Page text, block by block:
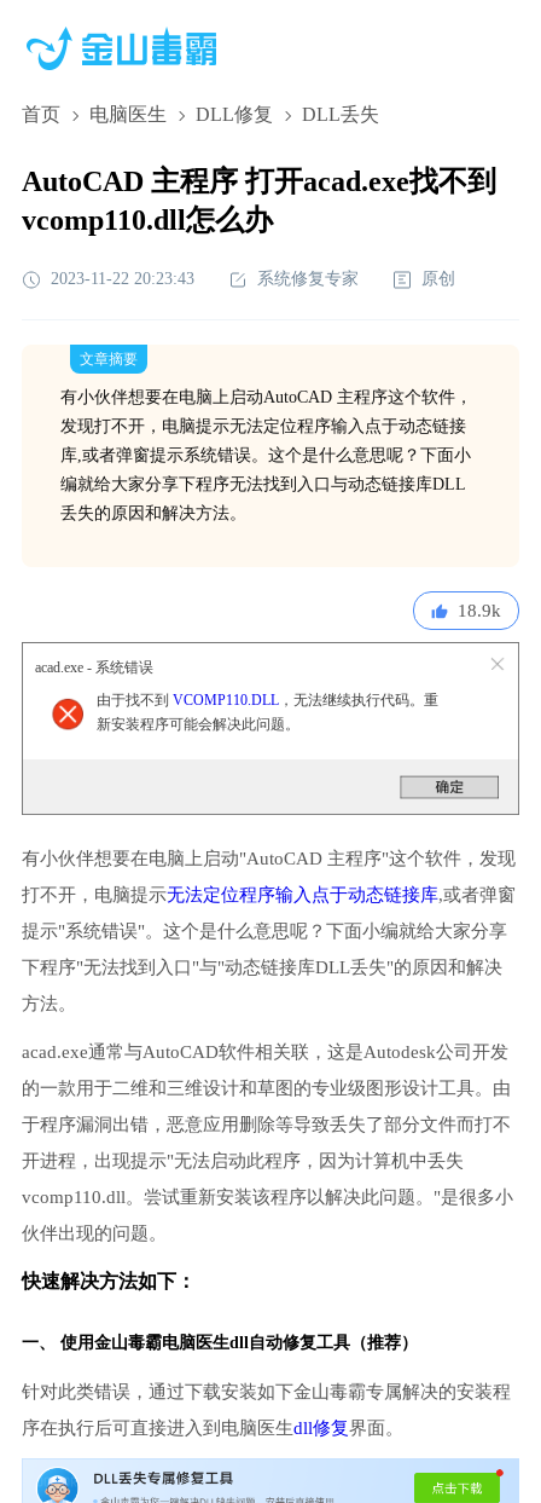
首页 电脑医生 DLL修复 DLL丢失
AutoCAD 主程序 打开acad.exe找不到
vcomp110.dll怎么办
2023-11-22 20:23:43 系统修复专家 原创
文章摘要
有小伙伴想要在电脑上启动AutoCAD 主程序这个软件，
发现打不开，电脑提示无法定位程序输入点于动态链接
库,或者弹窗提示系统错误。这个是什么意思呢？下面小
编就给大家分享下程序无法找到入口与动态链接库DLL
丢失的原因和解决方法。
18.9k
acad.exe - 系统错误
由于找不到 VCOMP110.DLL，无法继续执行代码。重
新安装程序可能会解决此问题。
有小伙伴想要在电脑上启动"AutoCAD 主程序"这个软件，发现
打不开，电脑提示无法定位程序输入点于动态链接库,或者弹窗
提示"系统错误"。这个是什么意思呢？下面小编就给大家分享
下程序"无法找到入口"与"动态链接库DLL丢失"的原因和解决
方法。
acad.exe通常与AutoCAD软件相关联，这是Autodesk公司开发
的一款用于二维和三维设计和草图的专业级图形设计工具。由
于程序漏洞出错，恶意应用删除等导致丢失了部分文件而打不
开进程，出现提示"无法启动此程序，因为计算机中丢失
vcomp110.dll。尝试重新安装该程序以解决此问题。"是很多小
伙伴出现的问题。
快速解决方法如下：
一、 使用金山毒霸电脑医生dll自动修复工具（推荐）
针对此类错误，通过下载安装如下金山毒霸专属解决的安装程
序在执行后可直接进入到电脑医生dll修复界面。